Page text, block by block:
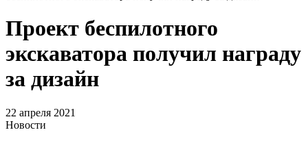
Проект беспилотного
экскаватора получил награду
за дизайн
22 апреля 2021
Новости